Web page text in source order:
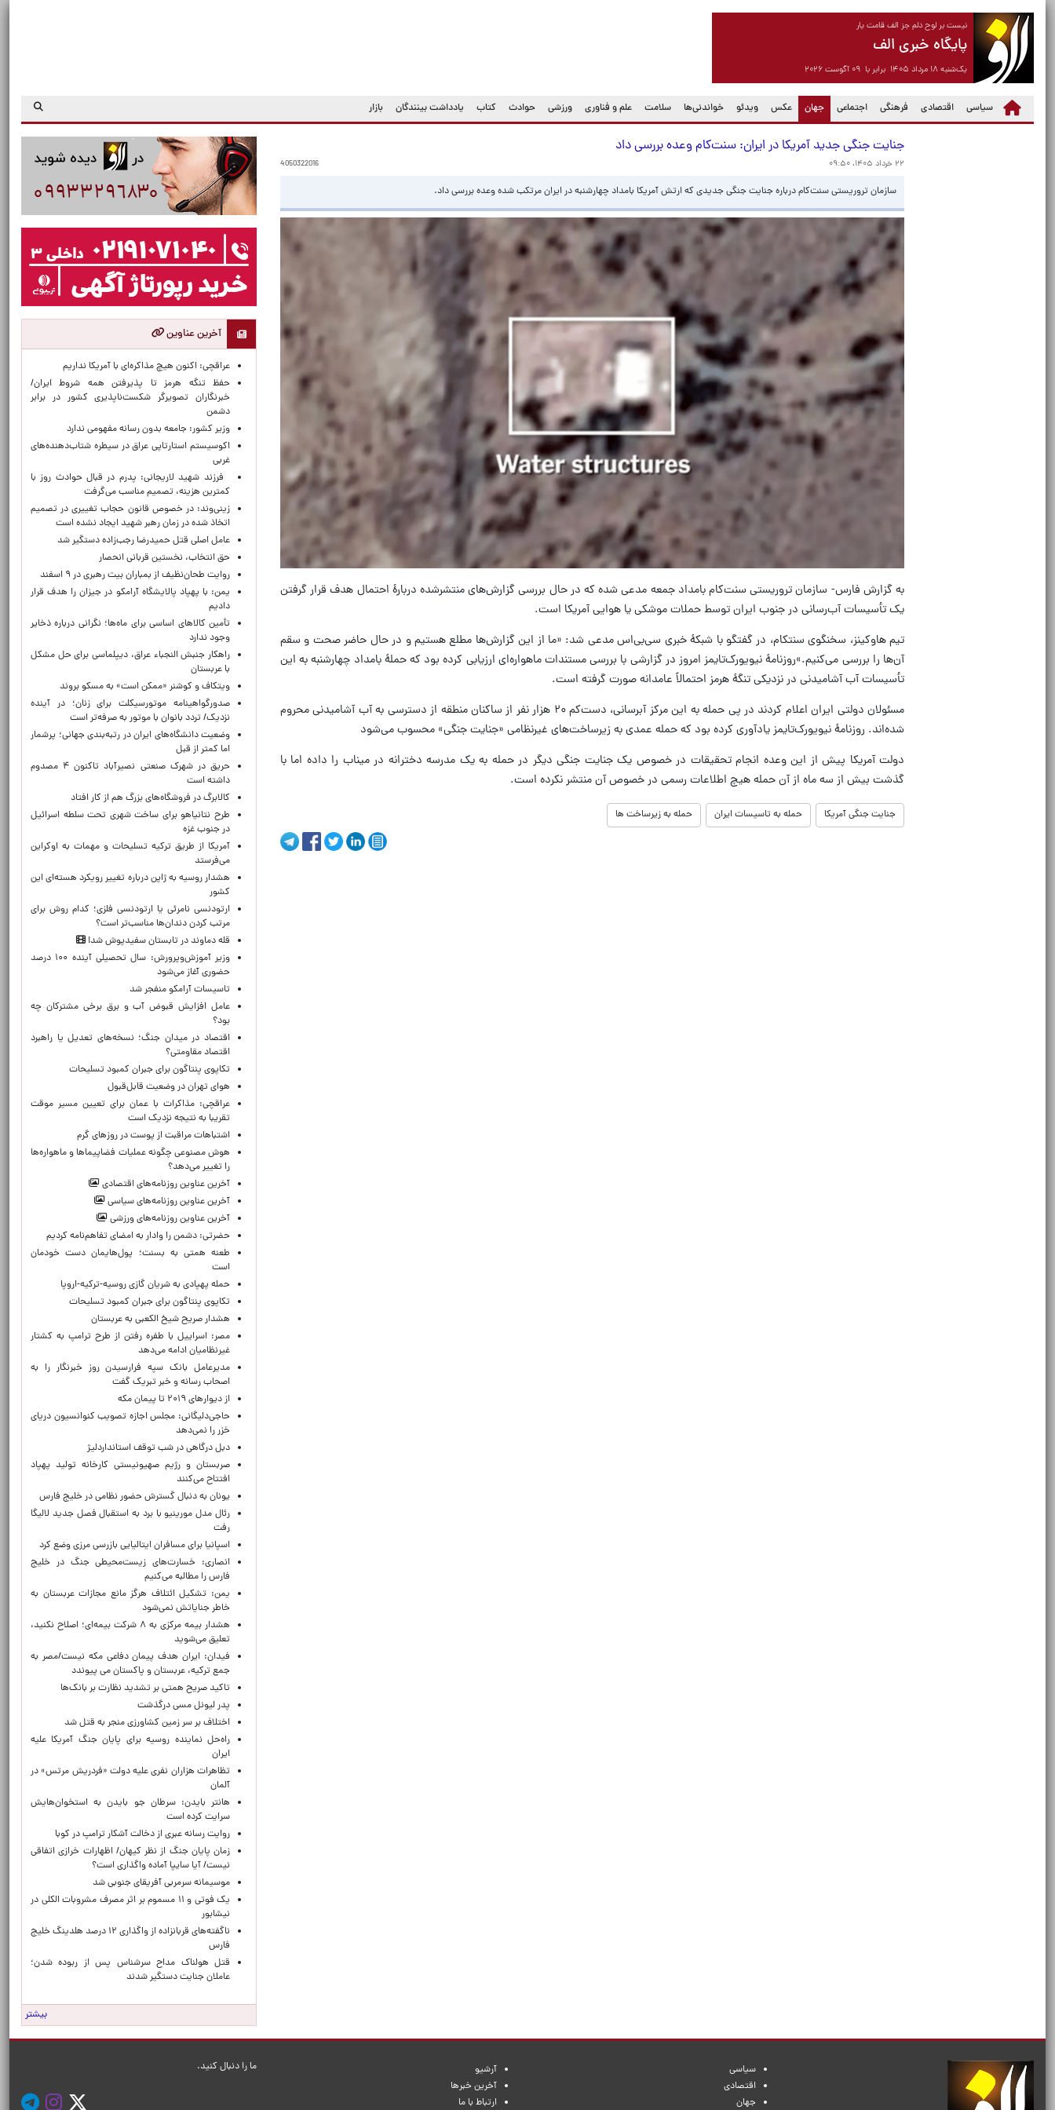
نیست بر لوح دلم جز الف قامت یار
پایگاه خبری الف
یک‌شنبه ۱۸ مرداد ۱۴۰۵ برابر با ۰۹ آگوست ۲۰۲۶
سیاسی اقتصادی فرهنگی اجتماعی جهان
(current) عکس ویدئو خواندنی‌ها سلامت علم و فناوری ورزشی حوادث کتاب یادداشت بینندگان بازار
جنایت جنگی جدید آمریکا در ایران: سنت‌کام وعده بررسی داد
۲۲ خرداد ۱۴۰۵، ۰۹:۵۰ 4050322016
سازمان تروریستی سنت‌کام درباره جنایت جنگی جدیدی که ارتش آمریکا بامداد چهارشنبه در ایران مرتکب شده وعده بررسی داد.
به گزارش فارس- سازمان تروریستی سنت‌کام بامداد جمعه مدعی شده که در حال بررسی گزارش‌های منتشرشده دربارۀ احتمال هدف قرار گرفتن
یک تأسیسات آب‌رسانی در جنوب ایران توسط حملات موشکی یا هوایی آمریکا است.
تیم هاوکینز، سخنگوی سنتکام، در گفتگو با شبکۀ خبری سی‌بی‌اس مدعی شد: «ما از این گزارش‌ها مطلع هستیم و در حال حاضر صحت و سقم
آن‌ها را بررسی می‌کنیم.»روزنامۀ نیویورک‌تایمز امروز در گزارشی با بررسی مستندات ماهواره‌ای ارزیابی کرده بود که حملۀ بامداد چهارشنبه به این
تأسیسات آب آشامیدنی در نزدیکی تنگۀ هرمز احتمالاً عامدانه صورت گرفته است.
مسئولان دولتی ایران اعلام کردند در پی حمله به این مرکز آبرسانی، دست‌کم ۲۰ هزار نفر از ساکنان منطقه از دسترسی به آب آشامیدنی محروم
شده‌اند. روزنامۀ نیویورک‌تایمز یادآوری کرده بود که حمله عمدی به زیرساخت‌های غیرنظامی «جنایت جنگی» محسوب می‌شود
دولت آمریکا پیش از این وعده انجام تحقیقات در خصوص یک جنایت جنگی دیگر در حمله به یک مدرسه دخترانه در میناب را داده اما با
گذشت بیش از سه ماه از آن حمله هیچ اطلاعات رسمی در خصوص آن منتشر نکرده است.
جنایت جنگی آمریکا حمله به تاسیسات ایران حمله به زیرساخت ها
آخرین عناوین
عراقچی: اکنون هیچ مذاکره‌ای با آمریکا نداریم
حفظ تنگه هرمز تا پذیرفتن همه شروط ایران/
خبرنگاران تصویرگر شکست‌ناپذیری کشور در برابر
دشمن
وزیر کشور: جامعه بدون رسانه مفهومی ندارد
اکوسیستم استارتاپی عراق در سیطره شتاب‌دهنده‌‌های
غربی
فرزند شهید لاریجانی: پدرم در قبال حوادث روز با
کمترین هزینه، تصمیم مناسب می‌گرفت
زینی‌وند: در خصوص قانون حجاب تغییری در تصمیم
اتخاذ شده در زمان رهبر شهید ایجاد نشده است
عامل اصلی قتل حمیدرضا رجب‌زاده دستگیر شد
حق انتخاب، نخستین قربانی انحصار
روایت طحان‌نظیف از بمباران بیت رهبری در ۹ اسفند
یمن: با پهپاد پالایشگاه آرامکو در جیزان را هدف قرار
دادیم
تأمین کالاهای اساسی برای ماه‌ها؛ نگرانی درباره ذخایر
وجود ندارد
راهکار جنبش النجباء عراق، دیپلماسی برای حل مشکل
با عربستان
ویتکاف و کوشنر «ممکن است» به مسکو بروند
صدورگواهینامه موتورسیکلت برای زنان؛ در آینده
نزدیک/ تردد بانوان با موتور به‌ صرفه‌تر است
وضعیت دانشگاه‌های ایران در رتبه‌بندی جهانی؛ پرشمار
اما کمتر از قبل
حریق در شهرک صنعتی نصیرآباد تاکنون ۴ مصدوم
داشته است
کالابرگ در فروشگاه‌های بزرگ هم از کار افتاد
طرح نتانیاهو برای ساخت شهری تحت سلطه اسرائیل
در جنوب غزه
آمریکا از طریق ترکیه تسلیحات و مهمات به اوکراین
می‌فرستد
هشدار روسیه به ژاپن درباره تغییر رویکرد هسته‌ای این
کشور
ارتودنسی نامرئی یا ارتودنسی فلزی؛ کدام روش برای
مرتب کردن دندان‌ها مناسب‌تر است؟
قله دماوند در تابستان سفیدپوش شد!
وزیر آموزش‌وپرورش: سال تحصیلی آینده ۱۰۰ درصد
حضوری آغاز می‌شود
تاسیسات آرامکو منفجر شد
عامل افزایش قبوض آب و برق برخی مشترکان چه
بود؟
اقتصاد در میدان جنگ؛ نسخه‌های تعدیل یا راهبرد
اقتصاد مقاومتی؟
تکاپوی پنتاگون برای جبران کمبود تسلیحات
هوای تهران در وضعیت قابل‌قبول
عراقچی: مذاکرات با عمان برای تعیین مسیر موقت
تقریبا به نتیجه نزدیک است
اشتباهات مراقبت از پوست در روزهای گرم
هوش مصنوعی چگونه عملیات فضاپیماها و ماهواره‌ها
را تغییر می‌دهد؟
آخرین عناوین روزنامه‌های اقتصادی
آخرین عناوین روزنامه‌های سیاسی
آخرین عناوین روزنامه‌های ورزشی
حضرتی: دشمن را وادار به امضای تفاهم‌نامه کردیم
طعنه همتی به بسنت؛ پول‌هایمان دست خودمان
است
حمله پهپادی به شریان گازی روسیه-ترکیه-اروپا
تکاپوی پنتاگون برای جبران کمبود تسلیحات
هشدار صریح شیخ الکعبی به عربستان
مصر: اسراییل با طفره رفتن از طرح ترامپ به کشتار
غیرنظامیان ادامه می‌دهد
مدیرعامل بانک سپه فرارسیدن روز خبرنگار را به
اصحاب رسانه و خبر تبریک گفت
از دیوارهای ۲۰۱۹ تا پیمان مکه
حاجی‌دلیگانی: مجلس اجازه تصویب کنوانسیون دریای
خزر را نمی‌دهد
دبل درگاهی در شب توقف استانداردلیژ
صربستان و رژیم صهیونیستی کارخانه تولید پهپاد
افتتاح می‌کنند
یونان به دنبال گسترش حضور نظامی در خلیج فارس
رئال مدل مورینیو با برد به استقبال فصل جدید لالیگا
رفت
اسپانیا برای مسافران ایتالیایی بازرسی مرزی وضع کرد
انصاری: خسارت‌های زیست‌محیطی جنگ در خلیج
فارس را مطالبه‌ می‌کنیم
یمن: تشکیل ائتلاف هرگز مانع مجازات عربستان به
خاطر جنایاتش نمی‌شود
هشدار بیمه مرکزی به ۸ شرکت بیمه‌ای؛ اصلاح نکنید،
تعلیق می‌شوید
فیدان: ایران هدف پیمان دفاعی مکه نیست/مصر به
جمع ترکیه، عربستان و پاکستان می پیوندد
تاکید صریح همتی بر تشدید نظارت بر بانک‌ها
پدر لیونل مسی درگذشت
اختلاف بر سر زمین کشاورزی منجر به قتل شد
راه‌حل نماینده روسیه برای پایان جنگ آمریکا علیه
ایران
تظاهرات هزاران نفری علیه دولت «فردریش مرتس» در
آلمان
هانتر بایدن: سرطان جو بایدن به استخوان‌هایش
سرایت کرده است
روایت رسانه عبری از دخالت آشکار ترامپ در کوبا
زمان پایان جنگ از نظر کیهان/ اظهارات خرازی اتفاقی
نیست/ آیا سایپا آماده واگذاری است؟
موسیمانه سرمربی آفریقای جنوبی شد
یک فوتی و ۱۱ مسموم بر اثر مصرف مشروبات الکلی در
نیشابور
ناگفته‌های قربانزاده از واگذاری ۱۲ درصد هلدینگ خلیج
فارس
قتل هولناک مداح سرشناس پس از ربوده شدن؛
عاملان جنایت دستگیر شدند
بیشتر
سیاسی
اقتصادی
جهان
آرشیو
آخرین خبرها
ارتباط با ما
ما را دنبال کنید.